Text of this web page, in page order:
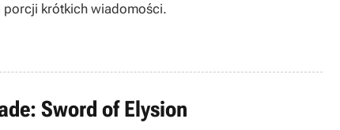
porcji krótkich wiadomości.
Sword of Elysion